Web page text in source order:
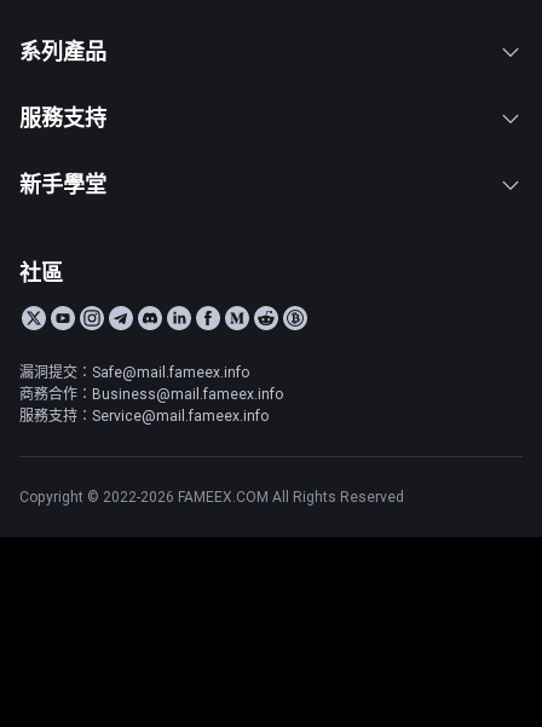
系列產品
服務支持
新手學堂
社區
漏洞提交：Safe@mail.fameex.info
商務合作：Business@mail.fameex.info
服務支持：Service@mail.fameex.info
Copyright © 2022-2026 FAMEEX.COM All Rights Reserved